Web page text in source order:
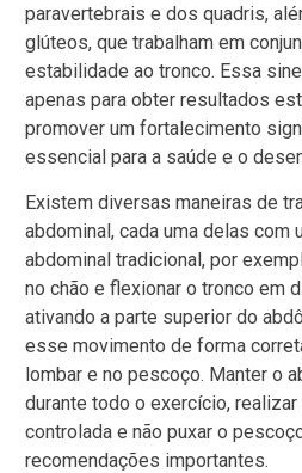
paravertebrais e dos quadris,
glúteos, que trabalham em
estabilidade ao tronco. Essa
apenas para obter resultados
promover um fortalecimento
essencial para a saúde e o
Existem diversas maneiras de
abdominal, cada uma delas com
abdominal tradicional, por
no chão e flexionar o tronco em
ativando a parte superior do
esse movimento de forma
lombar e no pescoço. Manter o
durante todo o exercício,
controlada e não puxar o
recomendações importantes.